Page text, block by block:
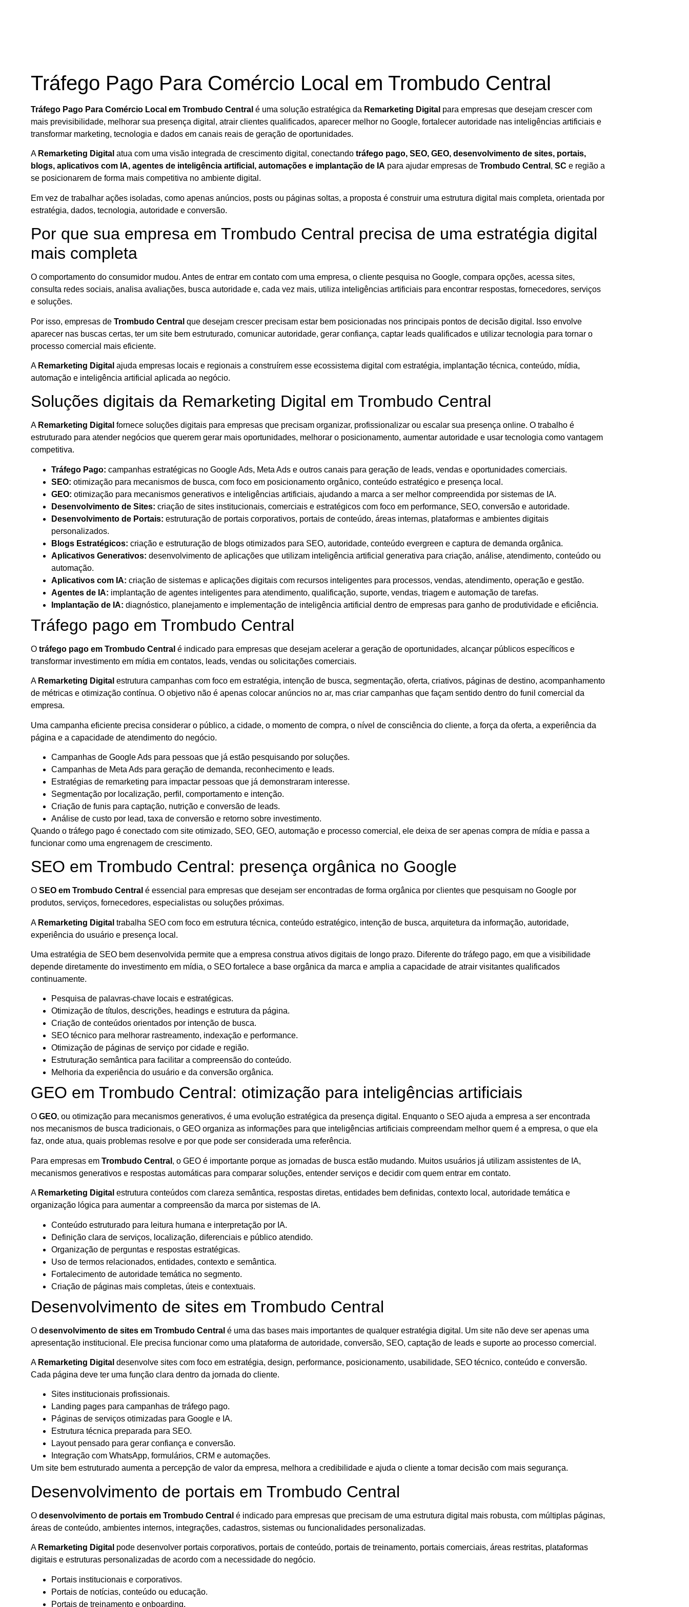
Tráfego Pago Para Comércio Local em Trombudo Central
Tráfego Pago Para Comércio Local em Trombudo Central é uma solução estratégica da Remarketing Digital para empresas que desejam crescer com
mais previsibilidade, melhorar sua presença digital, atrair clientes qualificados, aparecer melhor no Google, fortalecer autoridade nas inteligências artificiais e
transformar marketing, tecnologia e dados em canais reais de geração de oportunidades.
A Remarketing Digital atua com uma visão integrada de crescimento digital, conectando tráfego pago, SEO, GEO, desenvolvimento de sites, portais,
blogs, aplicativos com IA, agentes de inteligência artificial, automações e implantação de IA para ajudar empresas de Trombudo Central , SC e região a
se posicionarem de forma mais competitiva no ambiente digital.
Em vez de trabalhar ações isoladas, como apenas anúncios, posts ou páginas soltas, a proposta é construir uma estrutura digital mais completa, orientada por
estratégia, dados, tecnologia, autoridade e conversão.
Por que sua empresa em Trombudo Central precisa de uma estratégia digital
mais completa
O comportamento do consumidor mudou. Antes de entrar em contato com uma empresa, o cliente pesquisa no Google, compara opções, acessa sites,
consulta redes sociais, analisa avaliações, busca autoridade e, cada vez mais, utiliza inteligências artificiais para encontrar respostas, fornecedores, serviços
e soluções.
Por isso, empresas de Trombudo Central que desejam crescer precisam estar bem posicionadas nos principais pontos de decisão digital. Isso envolve
aparecer nas buscas certas, ter um site bem estruturado, comunicar autoridade, gerar confiança, captar leads qualificados e utilizar tecnologia para tornar o
processo comercial mais eficiente.
A Remarketing Digital ajuda empresas locais e regionais a construírem esse ecossistema digital com estratégia, implantação técnica, conteúdo, mídia,
automação e inteligência artificial aplicada ao negócio.
Soluções digitais da Remarketing Digital em Trombudo Central
A Remarketing Digital fornece soluções digitais para empresas que precisam organizar, profissionalizar ou escalar sua presença online. O trabalho é
estruturado para atender negócios que querem gerar mais oportunidades, melhorar o posicionamento, aumentar autoridade e usar tecnologia como vantagem
competitiva.
Tráfego Pago: campanhas estratégicas no Google Ads, Meta Ads e outros canais para geração de leads, vendas e oportunidades comerciais.
SEO: otimização para mecanismos de busca, com foco em posicionamento orgânico, conteúdo estratégico e presença local.
GEO: otimização para mecanismos generativos e inteligências artificiais, ajudando a marca a ser melhor compreendida por sistemas de IA.
Desenvolvimento de Sites: criação de sites institucionais, comerciais e estratégicos com foco em performance, SEO, conversão e autoridade.
Desenvolvimento de Portais: estruturação de portais corporativos, portais de conteúdo, áreas internas, plataformas e ambientes digitais
personalizados.
Blogs Estratégicos: criação e estruturação de blogs otimizados para SEO, autoridade, conteúdo evergreen e captura de demanda orgânica.
Aplicativos Generativos: desenvolvimento de aplicações que utilizam inteligência artificial generativa para criação, análise, atendimento, conteúdo ou
automação.
Aplicativos com IA: criação de sistemas e aplicações digitais com recursos inteligentes para processos, vendas, atendimento, operação e gestão.
Agentes de IA: implantação de agentes inteligentes para atendimento, qualificação, suporte, vendas, triagem e automação de tarefas.
Implantação de IA: diagnóstico, planejamento e implementação de inteligência artificial dentro de empresas para ganho de produtividade e eficiência.
Tráfego pago em Trombudo Central
O tráfego pago em Trombudo Central é indicado para empresas que desejam acelerar a geração de oportunidades, alcançar públicos específicos e
transformar investimento em mídia em contatos, leads, vendas ou solicitações comerciais.
A Remarketing Digital estrutura campanhas com foco em estratégia, intenção de busca, segmentação, oferta, criativos, páginas de destino, acompanhamento
de métricas e otimização contínua. O objetivo não é apenas colocar anúncios no ar, mas criar campanhas que façam sentido dentro do funil comercial da
empresa.
Uma campanha eficiente precisa considerar o público, a cidade, o momento de compra, o nível de consciência do cliente, a força da oferta, a experiência da
página e a capacidade de atendimento do negócio.
Campanhas de Google Ads para pessoas que já estão pesquisando por soluções.
Campanhas de Meta Ads para geração de demanda, reconhecimento e leads.
Estratégias de remarketing para impactar pessoas que já demonstraram interesse.
Segmentação por localização, perfil, comportamento e intenção.
Criação de funis para captação, nutrição e conversão de leads.
Análise de custo por lead, taxa de conversão e retorno sobre investimento.
Quando o tráfego pago é conectado com site otimizado, SEO, GEO, automação e processo comercial, ele deixa de ser apenas compra de mídia e passa a
funcionar como uma engrenagem de crescimento.
SEO em Trombudo Central: presença orgânica no Google
O SEO em Trombudo Central é essencial para empresas que desejam ser encontradas de forma orgânica por clientes que pesquisam no Google por
produtos, serviços, fornecedores, especialistas ou soluções próximas.
A Remarketing Digital trabalha SEO com foco em estrutura técnica, conteúdo estratégico, intenção de busca, arquitetura da informação, autoridade,
experiência do usuário e presença local.
Uma estratégia de SEO bem desenvolvida permite que a empresa construa ativos digitais de longo prazo. Diferente do tráfego pago, em que a visibilidade
depende diretamente do investimento em mídia, o SEO fortalece a base orgânica da marca e amplia a capacidade de atrair visitantes qualificados
continuamente.
Pesquisa de palavras-chave locais e estratégicas.
Otimização de títulos, descrições, headings e estrutura da página.
Criação de conteúdos orientados por intenção de busca.
SEO técnico para melhorar rastreamento, indexação e performance.
Otimização de páginas de serviço por cidade e região.
Estruturação semântica para facilitar a compreensão do conteúdo.
Melhoria da experiência do usuário e da conversão orgânica.
GEO em Trombudo Central: otimização para inteligências artificiais
O GEO, ou otimização para mecanismos generativos, é uma evolução estratégica da presença digital. Enquanto o SEO ajuda a empresa a ser encontrada
nos mecanismos de busca tradicionais, o GEO organiza as informações para que inteligências artificiais compreendam melhor quem é a empresa, o que ela
faz, onde atua, quais problemas resolve e por que pode ser considerada uma referência.
Para empresas em Trombudo Central , o GEO é importante porque as jornadas de busca estão mudando. Muitos usuários já utilizam assistentes de IA,
mecanismos generativos e respostas automáticas para comparar soluções, entender serviços e decidir com quem entrar em contato.
A Remarketing Digital estrutura conteúdos com clareza semântica, respostas diretas, entidades bem definidas, contexto local, autoridade temática e
organização lógica para aumentar a compreensão da marca por sistemas de IA.
Conteúdo estruturado para leitura humana e interpretação por IA.
Definição clara de serviços, localização, diferenciais e público atendido.
Organização de perguntas e respostas estratégicas.
Uso de termos relacionados, entidades, contexto e semântica.
Fortalecimento de autoridade temática no segmento.
Criação de páginas mais completas, úteis e contextuais.
Desenvolvimento de sites em Trombudo Central
O desenvolvimento de sites em Trombudo Central é uma das bases mais importantes de qualquer estratégia digital. Um site não deve ser apenas uma
apresentação institucional. Ele precisa funcionar como uma plataforma de autoridade, conversão, SEO, captação de leads e suporte ao processo comercial.
A Remarketing Digital desenvolve sites com foco em estratégia, design, performance, posicionamento, usabilidade, SEO técnico, conteúdo e conversão.
Cada página deve ter uma função clara dentro da jornada do cliente.
Sites institucionais profissionais.
Landing pages para campanhas de tráfego pago.
Páginas de serviços otimizadas para Google e IA.
Estrutura técnica preparada para SEO.
Layout pensado para gerar confiança e conversão.
Integração com WhatsApp, formulários, CRM e automações.
Um site bem estruturado aumenta a percepção de valor da empresa, melhora a credibilidade e ajuda o cliente a tomar decisão com mais segurança.
Desenvolvimento de portais em Trombudo Central
O desenvolvimento de portais em Trombudo Central é indicado para empresas que precisam de uma estrutura digital mais robusta, com múltiplas páginas,
áreas de conteúdo, ambientes internos, integrações, cadastros, sistemas ou funcionalidades personalizadas.
A Remarketing Digital pode desenvolver portais corporativos, portais de conteúdo, portais de treinamento, portais comerciais, áreas restritas, plataformas
digitais e estruturas personalizadas de acordo com a necessidade do negócio.
Portais institucionais e corporativos.
Portais de notícias, conteúdo ou educação.
Portais de treinamento e onboarding.